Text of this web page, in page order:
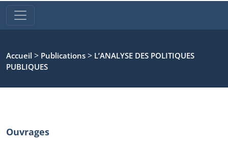
Accueil > Publications > L’ANALYSE DES POLITIQUES
PUBLIQUES
Ouvrages